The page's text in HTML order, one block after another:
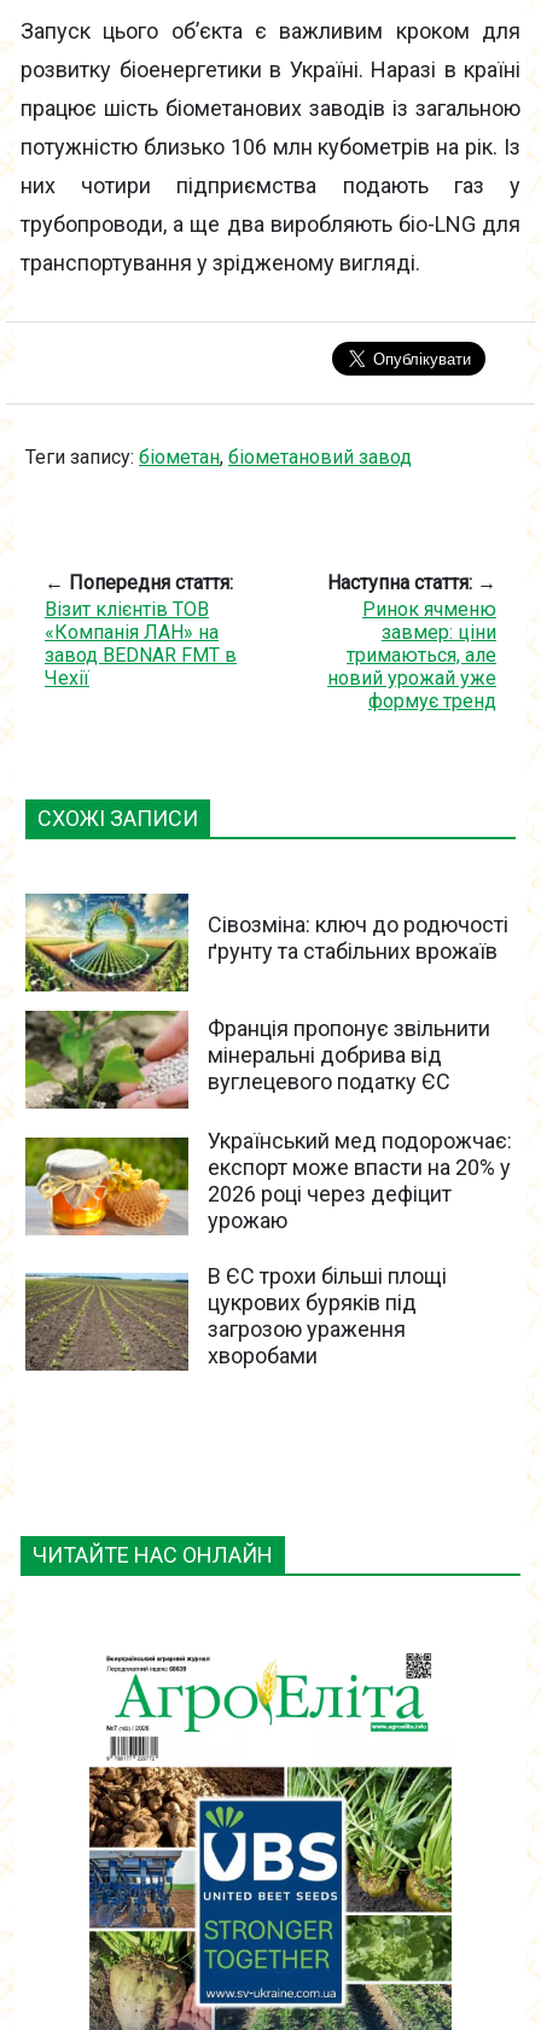
ЧИТАЙТЕ НАС ОНЛАЙН
Запуск цього об’єкта є важливим кроком для
розвитку біоенергетики в Україні. Наразі в країні
працює шість біометанових заводів із загальною
потужністю близько 106 млн кубометрів на рік. Із
них чотири підприємства подають газ у
трубопроводи, а ще два виробляють біо-LNG для
транспортування у зрідженому вигляді.
Теги запису: біометан, біометановий завод
← Попередня стаття:
Візит клієнтів ТОВ
«Компанія ЛАН» на
завод BEDNAR FMT в
Чехії
Наступна стаття: →
Ринок ячменю
завмер: ціни
тримаються, але
новий урожай уже
формує тренд
СХОЖІ ЗАПИСИ
Сівозміна: ключ до родючості
ґрунту та стабільних врожаїв
Франція пропонує звільнити
мінеральні добрива від
вуглецевого податку ЄС
Український мед подорожчає:
експорт може впасти на 20% у
2026 році через дефіцит
урожаю
В ЄС трохи більші площі
цукрових буряків під
загрозою ураження
хворобами